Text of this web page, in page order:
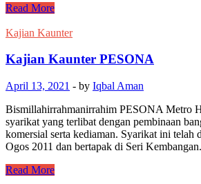
Kajian
KRONO
Read More
Kajian Kaunter
Kajian Kaunter PESONA
April 13, 2021 - by Iqbal Aman
Bismillahirrahmanirrahim PESONA Metro
syarikat yang terlibat dengan pembinaan
komersial serta kediaman. Syarikat ini telah
Ogos 2011 dan bertapak di Seri
Kajian
Read More